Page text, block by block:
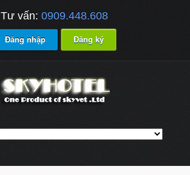
Tư vấn: 0909.448.608
Đăng nhập Đăng ký